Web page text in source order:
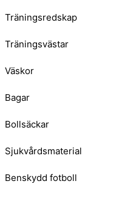
Träningsredskap
Träningsvästar
Väskor
Bagar
Bollsäckar
Sjukvårdsmaterial
Benskydd fotboll